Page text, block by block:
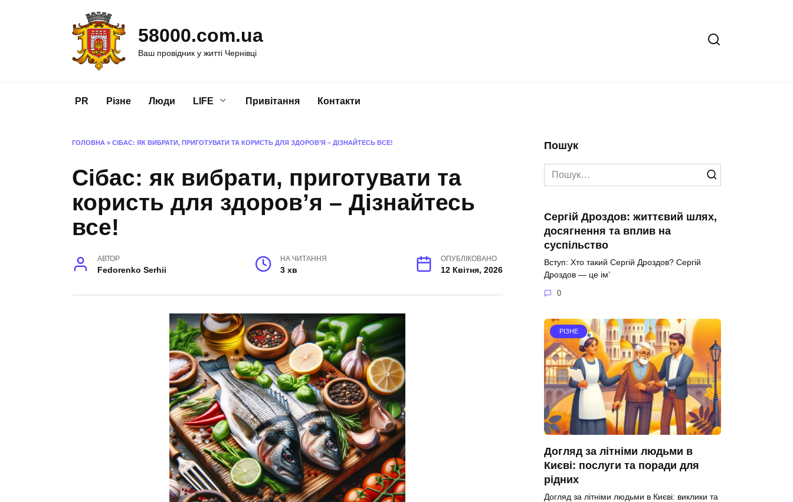
58000.com.ua
Ваш провідник у житті Чернівці
PR Різне Люди LIFE Привітання Контакти
ГОЛОВНА » СІБАС: ЯК ВИБРАТИ, ПРИГОТУВАТИ ТА КОРИСТЬ ДЛЯ ЗДОРОВ’Я – ДІЗНАЙТЕСЬ ВСЕ!
Сібас: як вибрати, приготувати та
користь для здоров’я – Дізнайтесь
все!
АВТОР
Fedorenko Serhii
НА ЧИТАННЯ
3 хв
ОПУБЛІКОВАНО
12 Квітня, 2026
Пошук
Search
for:
Сергій Дроздов: життєвий шлях,
досягнення та вплив на
суспільство
Вступ: Хто такий Сергій Дроздов? Сергій
Дроздов — це ім’
0
РІЗНЕ
Догляд за літніми людьми в
Києві: послуги та поради для
рідних
Догляд за літніми людьми в Києві: виклики та